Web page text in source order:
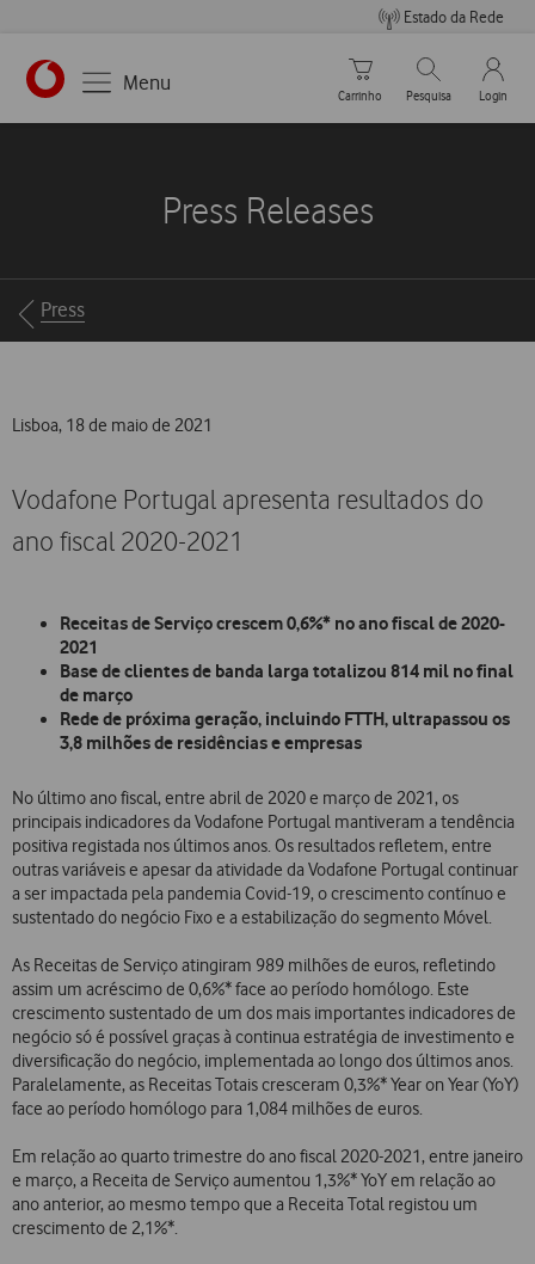
Estado da Rede
https://www.vodafone.pt
Menu
Carrinho de compras
Carrinho
Pesquisar
Pesquisa
My
Login
Press Releases
Breadcrumbs
Press
Lisboa, 18 de maio de 2021
Vodafone Portugal apresenta resultados do
ano fiscal 2020-2021
Receitas de Serviço crescem 0,6%* no ano fiscal de 2020-
2021
Base de clientes de banda larga totalizou 814 mil no final
de março
Rede de próxima geração, incluindo FTTH, ultrapassou os
3,8 milhões de residências e empresas
No último ano fiscal, entre abril de 2020 e março de 2021, os
principais indicadores da Vodafone Portugal mantiveram a tendência
positiva registada nos últimos anos. Os resultados refletem, entre
outras variáveis e apesar da atividade da Vodafone Portugal continuar
a ser impactada pela pandemia Covid-19, o crescimento contínuo e
sustentado do negócio Fixo e a estabilização do segmento Móvel.
As Receitas de Serviço atingiram 989 milhões de euros, refletindo
assim um acréscimo de 0,6%* face ao período homólogo. Este
crescimento sustentado de um dos mais importantes indicadores de
negócio só é possível graças à continua estratégia de investimento e
diversificação do negócio, implementada ao longo dos últimos anos.
Paralelamente, as Receitas Totais cresceram 0,3%* Year on Year (YoY)
face ao período homólogo para 1,084 milhões de euros.
Em relação ao quarto trimestre do ano fiscal 2020-2021, entre janeiro
e março, a Receita de Serviço aumentou 1,3%* YoY em relação ao
ano anterior, ao mesmo tempo que a Receita Total registou um
crescimento de 2,1%*.